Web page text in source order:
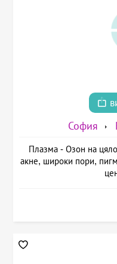
София
Плазма - Озон на
акне, широки пори,